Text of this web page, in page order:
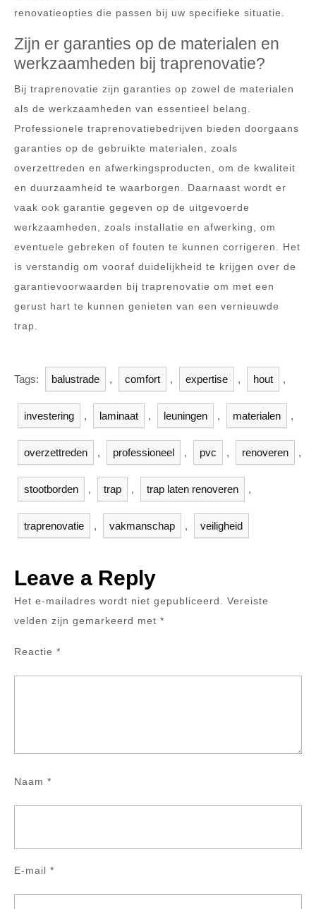
renovatieopties die passen bij uw specifieke situatie.
Zijn er garanties op de materialen en
werkzaamheden bij traprenovatie?
Bij traprenovatie zijn garanties op zowel de materialen
als de werkzaamheden van essentieel belang.
Professionele traprenovatiebedrijven bieden doorgaans
garanties op de gebruikte materialen, zoals
overzettreden en afwerkingsproducten, om de kwaliteit
en duurzaamheid te waarborgen. Daarnaast wordt er
vaak ook garantie gegeven op de uitgevoerde
werkzaamheden, zoals installatie en afwerking, om
eventuele gebreken of fouten te kunnen corrigeren. Het
is verstandig om vooraf duidelijkheid te krijgen over de
garantievoorwaarden bij traprenovatie om met een
gerust hart te kunnen genieten van een vernieuwde
trap.
Tags: balustrade , comfort , expertise , hout ,
investering , laminaat , leuningen , materialen ,
overzettreden , professioneel , pvc , renoveren ,
stootborden , trap , trap laten renoveren ,
traprenovatie , vakmanschap , veiligheid
Leave a Reply
Het e-mailadres wordt niet gepubliceerd.
Vereiste
velden zijn gemarkeerd met *
Reactie *
Naam *
E-mail *